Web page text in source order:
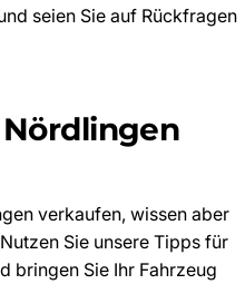
seien Sie auf Rückfragen
verkaufen, wissen aber
Sie unsere Tipps für
bringen Sie Ihr Fahrzeug